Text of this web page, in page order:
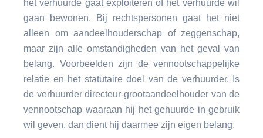
het verhuurde gaat exploiteren of het verhuurde wil
gaan bewonen. Bij rechtspersonen gaat het niet
alleen om aandeelhouderschap of zeggenschap,
maar zijn alle omstandigheden van het geval van
belang. Voorbeelden zijn de vennootschappelijke
relatie en het statutaire doel van de verhuurder. Is
de verhuurder directeur-grootaandeelhouder van de
vennootschap waaraan hij het gehuurde in gebruik
wil geven, dan dient hij daarmee zijn eigen belang.